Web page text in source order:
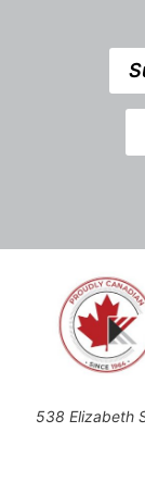
538 Elizabeth